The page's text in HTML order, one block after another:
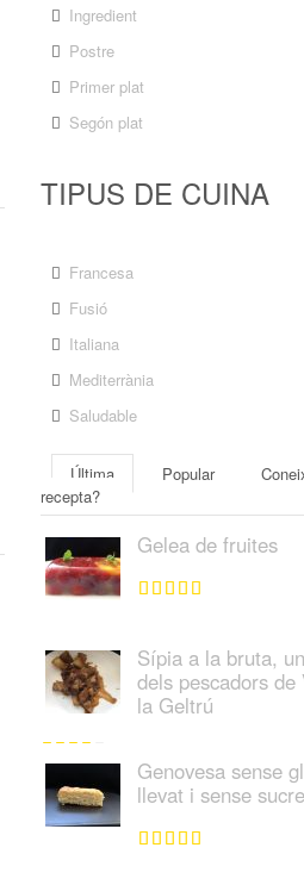
Ingredient
Postre
Primer plat
Segón plat
TIPUS DE CUINA
Francesa
Fusió
Italiana
Mediterrània
Saludable
Última Popular
recepta?
Gelea de fruites
Sípia a la bruta,
dels pescadors de
la Geltrú
Genovesa sense
llevat i sense sucre